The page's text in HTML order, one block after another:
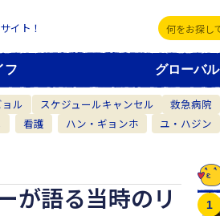
イト！
フ グローバル
ョル スケジュールキャンセル 救急病院
看護 ハン・ギョンホ ユ・ハジン
が語る当時のリ